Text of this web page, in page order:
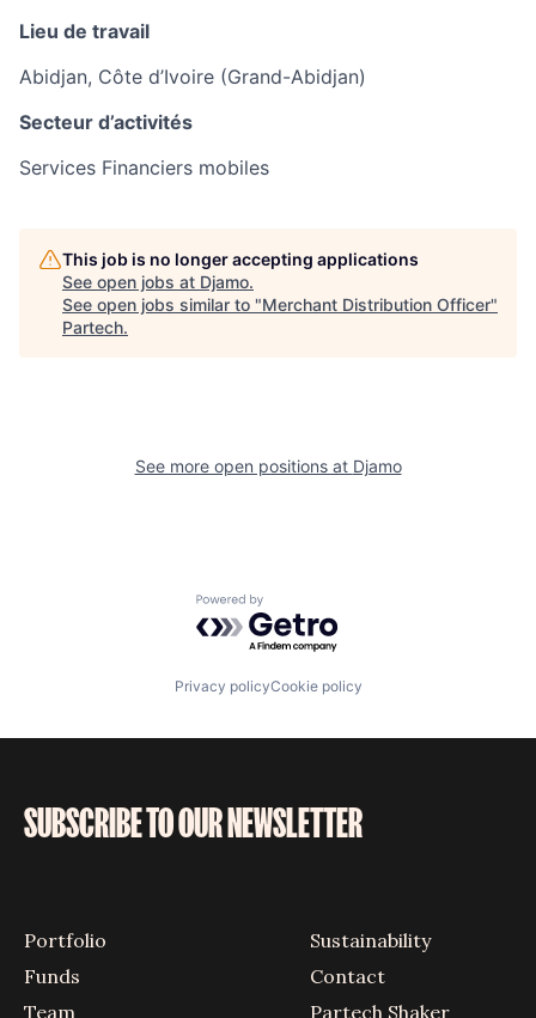
Lieu de travail
Abidjan, Côte d’Ivoire (Grand-Abidjan)
Secteur d’activités
Services Financiers mobiles
This job is no longer accepting applications
See open jobs at Djamo.
See open jobs similar to "Merchant Distribution Officer"
Partech.
See more open positions at Djamo
Powered by Getro.com
Privacy policyCookie policy
SUBSCRIBE TO OUR NEWSLETTER
Portfolio
Funds
Team
Sustainability
Contact
Partech Shaker